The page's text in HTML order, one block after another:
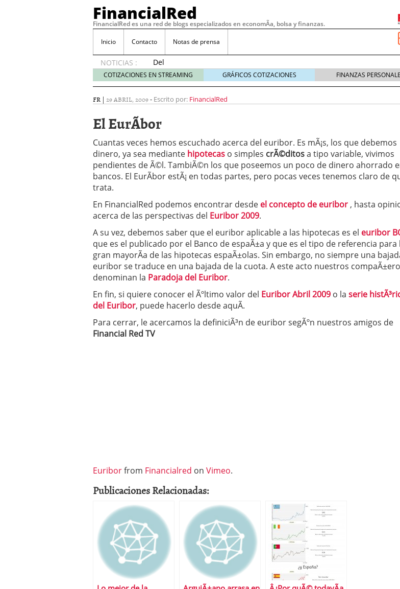
FinancialRed
FinancialRed es una red de blogs especializados en economÃ­a, bolsa y finanzas.
Inicio Contacto Notas de prensa
NOTICIAS :
Del
depósito
a la
cómo
cambiando
gestión
del
ahorro
en
Seguros de convenio en pymes: la obligación que muchas empresas
descubren cuando ya es demasiado tarde
Operar 29/06/2026
Crear empresa online vs proceso tradicional: ventajas reales para pymes
29/05/2026
CÃ³mo afrontar una baja mÃ©dica cuando trabajas por cuenta propia
26/05/2026
COTIZACIONES EN STREAMING GRÁFICOS COTIZACIONES FINANZAS
FR | 29 ABRIL, 2009- Escrito por: FinancialRed
El EurÃ­bor
Cuantas veces hemos escuchado acerca del euribor. Es mÃ¡s, los que debemos
dinero, ya sea mediante hipotecas o simples crÃ©ditosa tipo variable, vivimos
pendientes de Ã©l. TambiÃ©n los que poseemos un poco de dinero ahorrado
bancos. El EurÃ­bor estÃ¡ en todas partes, pero pocas veces tenemos claro de
trata.
En FinancialRed podemos encontrar desde el concepto de euribor , hasta
acerca de las perspectivas del Euribor 2009.
A su vez, debemos saber que el euribor aplicable a las hipotecas es el euribor
que es el publicado por el Banco de espaÃ±a y que es el tipo de referencia para
gran mayorÃ­a de las hipotecas espaÃ±olas. Sin embargo, no siempre una
euribor se traduce en una bajada de la cuota. A este acto nuestros
denominan la Paradoja del Euribor.
En fin, si quiere conocer el Ãºltimo valor del Euribor Abril 2009 o la serie
del Euribor, puede hacerlo desde aquÃ­.
Para cerrar, le acercamos la definiciÃ³n de euribor segÃºn nuestros amigos de
Financial Red TV
Euriborfrom Financialred on Vimeo.
Publicaciones Relacionadas: